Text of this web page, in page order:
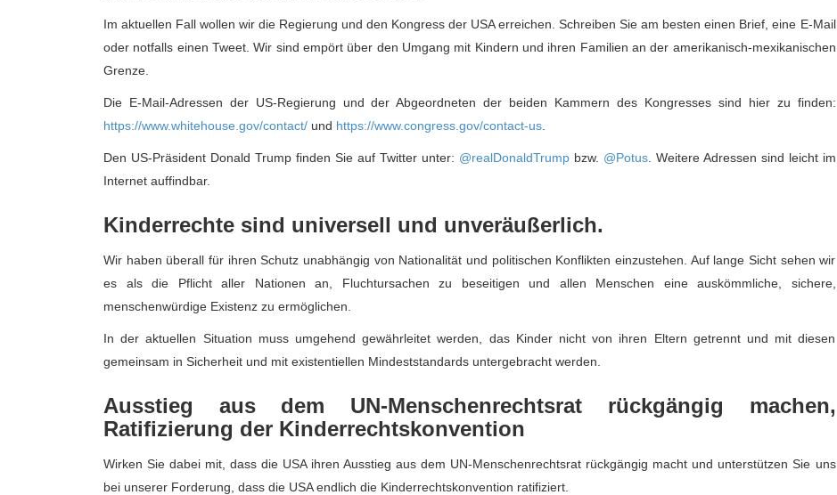
Im aktuellen Fall wollen wir die Regierung und den Kongress der USA erreichen. Schreiben Sie am besten einen Brief, eine E-Mail
oder notfalls einen Tweet. Wir sind empört über den Umgang mit Kindern und ihren Familien an der amerikanisch-mexikanischen
Grenze.
Die E-Mail-Adressen der US-Regierung und der Abgeordneten der beiden Kammern des Kongresses sind hier zu finden:
https://www.whitehouse.gov/contact/ und https://www.congress.gov/contact-us
Den US-Präsident Donald Trump finden Sie auf Twitter unter: @realDonaldTrumpbzw. @Potus. Weitere Adressen sind leicht im
Internet auffindbar.
Kinderrechte sind universell und unveräußerlich.
Wir haben überall für ihren Schutz unabhängig von Nationalität und politischen Konflikten einzustehen. Auf lange Sicht sehen wir
es als die Pflicht aller Nationen an, Fluchtursachen zu beseitigen und allen Menschen eine auskömmliche, sichere,
menschenwürdige Existenz zu ermöglichen.
In der aktuellen Situation muss umgehend gewährleitet werden, das Kinder nicht von ihren Eltern getrennt und mit diesen
gemeinsam in Sicherheit und mit existentiellen Mindeststandards untergebracht werden.
Ausstieg aus dem UN-Menschenrechtsrat rückgängig machen,
Ratifizierung der Kinderrechtskonvention
Wirken Sie dabei mit, dass die USA ihren Ausstieg aus dem UN-Menschenrechtsrat rückgängig macht und unterstützen Sie uns
bei unserer Forderung, dass die USA endlich die Kinderrechtskonvention ratifiziert.